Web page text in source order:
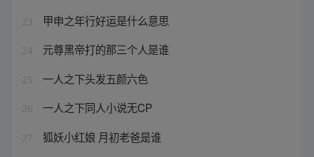
23 甲申之年行好运是什么意思
24 元尊黑帝打的那三个人是谁
25 一人之下头发五颜六色
26 一人之下同人小说无CP
27 狐妖小红娘 月初老爸是谁